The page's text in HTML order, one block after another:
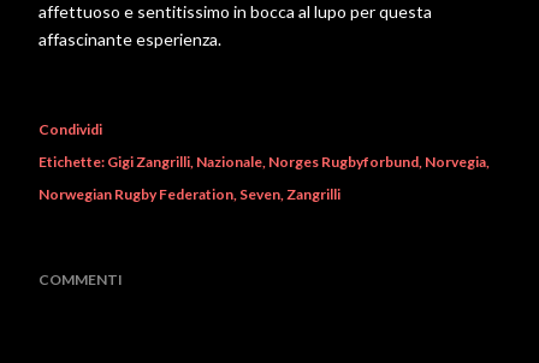
affettuoso e sentitissimo in bocca al lupo per questa
affascinante esperienza.
Condividi
Etichette: Gigi Zangrilli Nazionale Norges Rugbyforbund Norvegia
Norwegian Rugby Federation Seven Zangrilli
COMMENTI